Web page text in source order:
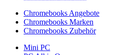
Chromebooks Angebote
Chromebooks Marken
Chromebooks Zubehör
Mini PC